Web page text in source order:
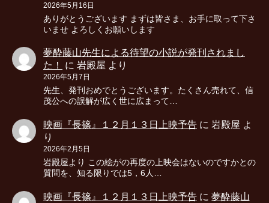
2026年5月16日
ありがとうございます まずは皆さま、お手に取って下さ
いませ よろしくお願いします
夢酔藤山先生による待望の小説が発刊されまし
た！
に 岩殿屋 より
2026年5月7日
先生、発刊おめでとうございます。たくさん売れて、信
茂公への誤解が広く世に広まって…
映画『長篠』１２月１３日上映予告 に 岩殿屋 よ
り
2026年2月5日
岩殿屋より この絵がの再度の上映会はないのですかとの
質問を、知る限りでは5，6人…
映画『長篠』１２月１３日上映予告 に 夢酔藤山